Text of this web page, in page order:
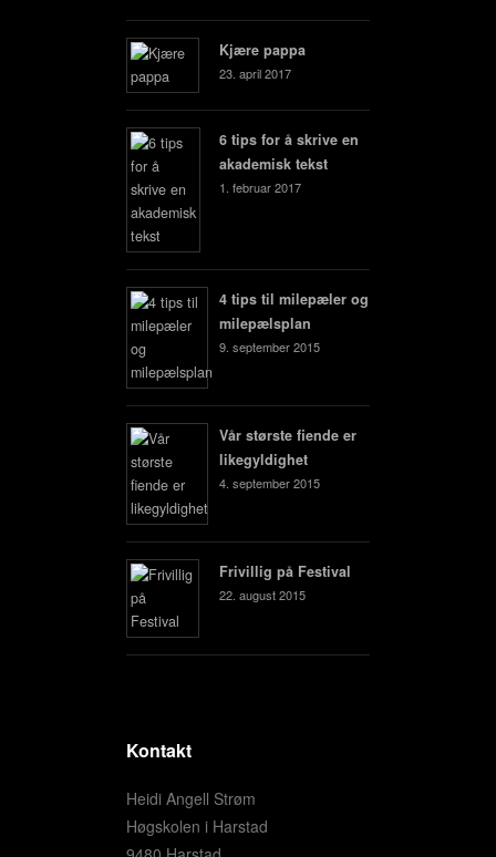
Kjære pappa
23. april 2017
6 tips for å skrive en
akademisk tekst
1. februar 2017
4 tips til milepæler og
milepælsplan
9. september 2015
Vår største fiende er
likegyldighet
4. september 2015
Frivillig på Festival
22. august 2015
Kontakt
Heidi Angell Strøm
Høgskolen i Harstad